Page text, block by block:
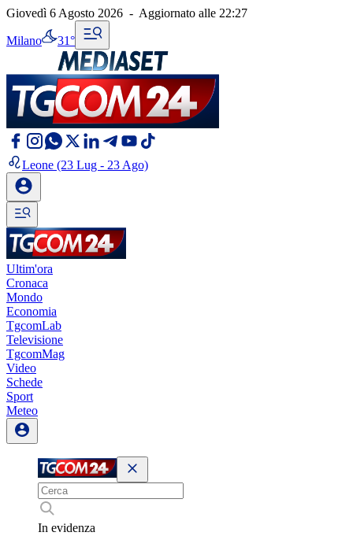
Giovedì 6 Agosto 2026 - Aggiornato alle 22:27
Milano 31°
Leone (23 Lug - 23 Ago)
Ultim'ora
Cronaca
Mondo
Economia
TgcomLab
Televisione
TgcomMag
Video
Schede
Sport
Meteo
In evidenza